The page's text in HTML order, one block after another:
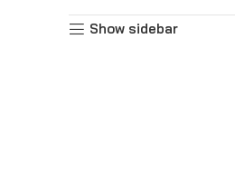
Show sidebar